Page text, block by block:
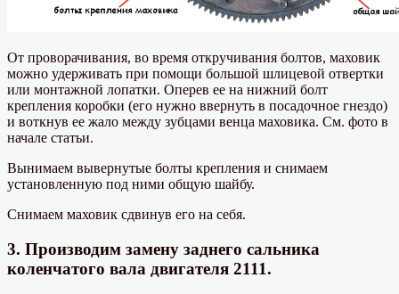
От проворачивания, во время откручивания болтов, маховик
можно удерживать при помощи большой шлицевой отвертки
или монтажной лопатки. Оперев ее на нижний болт
крепления коробки (его нужно ввернуть в посадочное гнездо)
и воткнув ее жало между зубцами венца маховика. См. фото в
начале статьи.
Вынимаем вывернутые болты крепления и снимаем
установленную под ними общую шайбу.
Снимаем маховик сдвинув его на себя.
3. Производим замену заднего сальника
коленчатого вала двигателя 2111.